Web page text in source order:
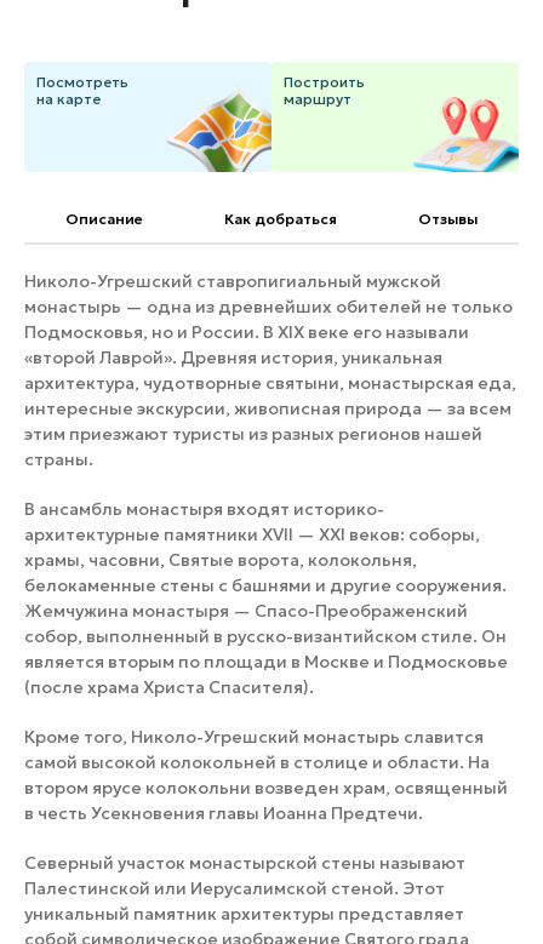
Горнолыжные клубы
Инвестиционный портал
Федоскинская фабрика
Пикник в Подмосковье
Золотое кольцо России
Войти
Инвесторам
Особо охраняемые
природные территории
Посмотреть
на карте
Построить
маршрут
Описание Как добраться Отзывы
Николо-Угрешский ставропигиальный мужской
монастырь — одна из древнейших обителей не только
Подмосковья, но и России. В XIX веке его называли
«второй Лаврой». Древняя история, уникальная
архитектура, чудотворные святыни, монастырская еда,
интересные экскурсии, живописная природа — за всем
этим приезжают туристы из разных регионов нашей
страны.
В ансамбль монастыря входят историко-
архитектурные памятники XVII — XXI веков: соборы,
храмы, часовни, Святые ворота, колокольня,
белокаменные стены с башнями и другие сооружения.
Жемчужина монастыря — Спасо-Преображенский
собор, выполненный в русско-византийском стиле. Он
является вторым по площади в Москве и Подмосковье
(после храма Христа Спасителя).
Кроме того, Николо-Угрешский монастырь славится
самой высокой колокольней в столице и области. На
втором ярусе колокольни возведен храм, освященный
в честь Усекновения главы Иоанна Предтечи.
Северный участок монастырской стены называют
Палестинской или Иерусалимской стеной. Этот
уникальный памятник архитектуры представляет